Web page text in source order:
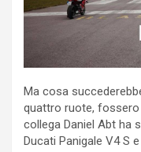
Ma cosa
quattro ruote, fossero
collega Daniel Abt ha
Ducati Panigale V4 S